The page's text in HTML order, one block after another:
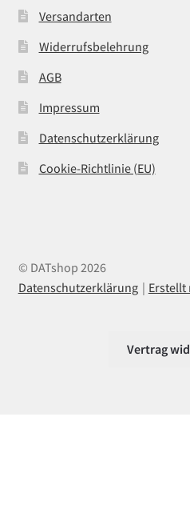
Versandarten
Widerrufsbelehrung
AGB
Impressum
Datenschutzerklärung
Cookie-Richtlinie (EU)
© DATshop 2026
Datenschutzerklärung
Erstellt
Vertrag